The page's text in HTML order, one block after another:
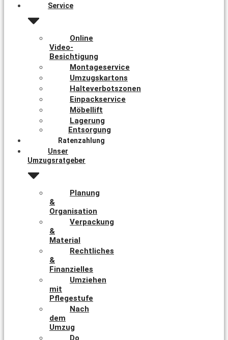
Service
Online
Video-
Besichtigung
Montageservice
Umzugskartons
Halteverbotszonen
Einpackservice
Möbellift
Lagerung
Entsorgung
Ratenzahlung
Unser
Umzugsratgeber
Planung
&
Organisation
Verpackung
&
Material
Rechtliches
&
Finanzielles
Umziehen
mit
Pflegestufe
Nach
dem
Umzug
Do